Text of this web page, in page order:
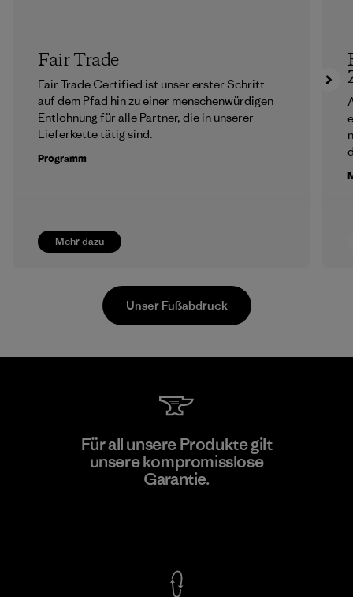
Mehr dazu
Fair Trade
Fair Trade Certified ist unser erster Schritt
auf dem Pfad hin zu einer menschenwürdigen
Entlohnung für alle Partner, die in unserer
Lieferkette tätig sind.
Programm
Arvind Limited (Shirting and
Khaki Divisions)
Unser Fußabdruck
Für all unsere Produkte gilt
unsere kompromisslose
Garantie.